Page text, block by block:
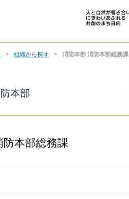
組織から探す 消防本部 消防本部総務課
本部
防本部総務課